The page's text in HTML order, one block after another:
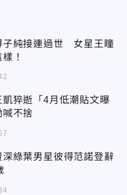
子純接連過世 女星王瞳
！
凱猝逝「4月低潮貼文曝
不捨
綠葉男星彼得范諾登辭